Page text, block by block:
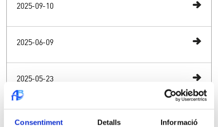
Consentiment Detalls Informació
2025-09-10
2025-06-09
2025-05-23